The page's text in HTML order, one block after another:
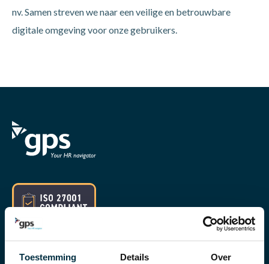
Toestemming Details Over
nv. Samen streven we naar een veilige en betrouwbare
digitale omgeving voor onze gebruikers.